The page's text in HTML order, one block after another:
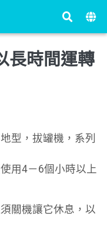
長時間運轉
型，拔罐機，系列
用4－6個小時以上
關機讓它休息，以